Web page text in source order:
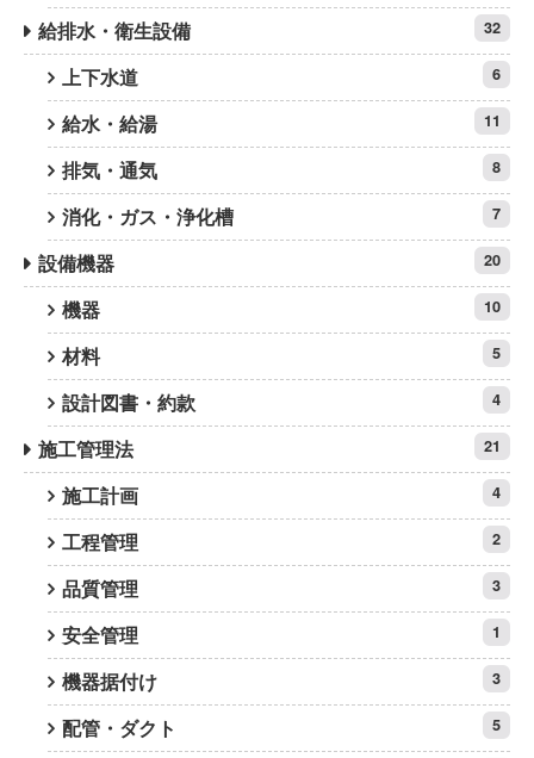
給排水・衛生設備 32
上下水道 6
給水・給湯 11
排気・通気 8
消化・ガス・浄化槽 7
設備機器 20
機器 10
材料 5
設計図書・約款 4
施工管理法 21
施工計画 4
工程管理 2
品質管理 3
安全管理 1
機器据付け 3
配管・ダクト 5